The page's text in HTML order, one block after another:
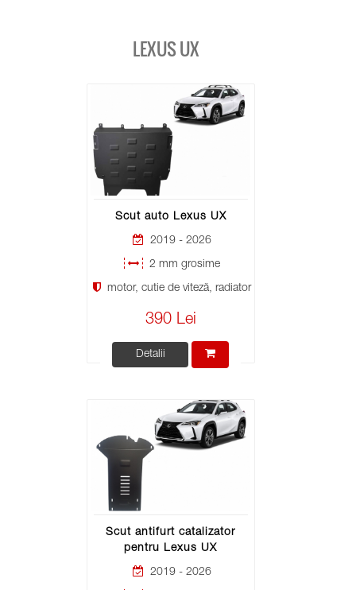
LEXUS UX
Scut auto Lexus UX
2019 - 2026
2 mm grosime
motor, cutie de viteză, radiator
390 Lei
Detalii
Scut antifurt catalizator
pentru Lexus UX
2019 - 2026